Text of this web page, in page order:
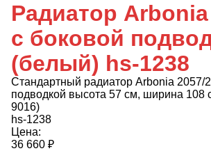
Радиатор Arbonia
с боковой
(белый) hs-1238
Стандартный радиатор Arbonia 2057/
подводкой высота 57 см, ширина 108
9016)
hs-1238
Цена:
36 660 ₽